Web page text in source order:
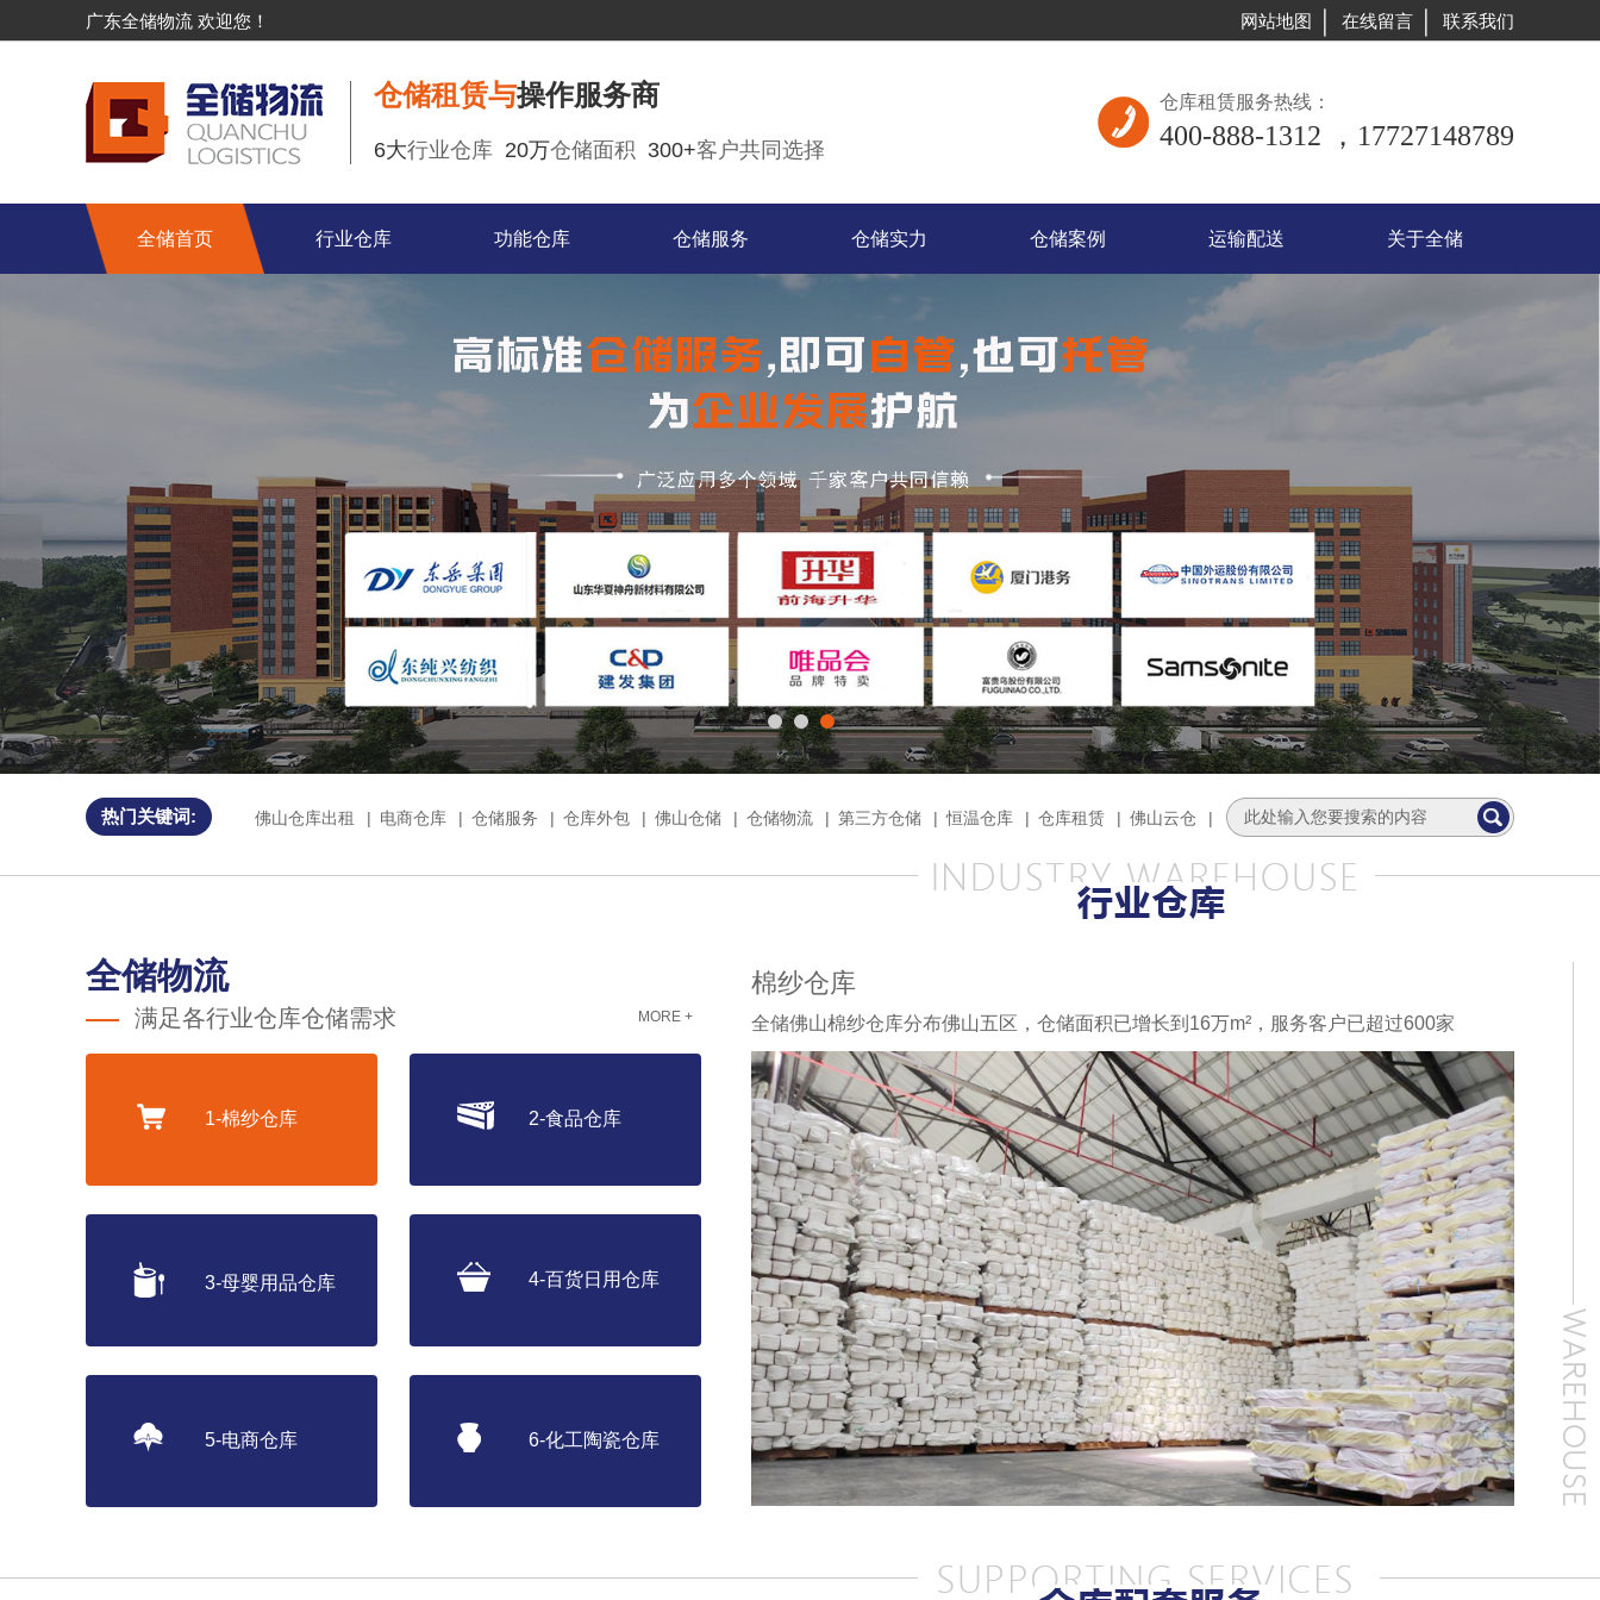
广东全储物流 欢迎您！ 网站地图 在线留言 联系我们
仓储租赁与操作服务商
6大行业仓库 20万仓储面积 300+客户共同选择
仓库租赁服务热线：
400-888-1312 ，17727148789
全储首页 行业仓库 功能仓库 仓储服务 仓储实力 仓储案例 运输配送 关于全储
热门关键词: 佛山仓库出租 | 电商仓库 | 仓储服务 | 仓库外包 | 佛山仓储 | 仓储物流 | 第三方仓储 | 恒温仓库 | 仓库租赁 | 佛山云仓 |
全储物流
满足各行业仓库仓储需求 MORE +
1-棉纱仓库 2-食品仓库
3-母婴用品仓库 4-百货日用仓库
5-电商仓库 6-化工陶瓷仓库
棉纱仓库
全储佛山棉纱仓库分布佛山五区，仓储面积已增长到16万m²，服务客户已超过600家